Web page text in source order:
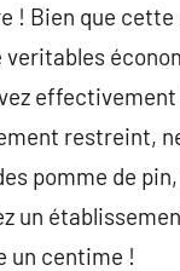
Bien que
veritables
restreint,
pomme de
un
un centime !